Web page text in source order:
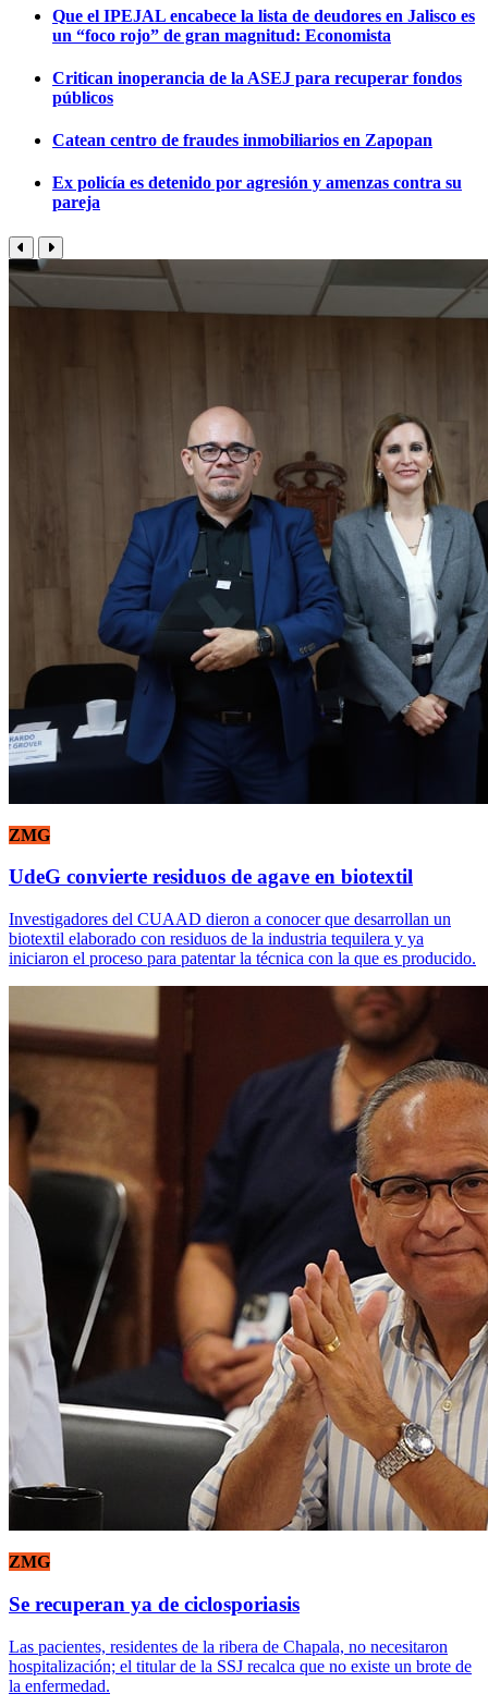
Que el IPEJAL encabece la lista de deudores en Jalisco es
un “foco rojo” de gran magnitud: Economista
Critican inoperancia de la ASEJ para recuperar fondos
públicos
Catean centro de fraudes inmobiliarios en Zapopan
Ex policía es detenido por agresión y amenzas contra su
pareja
ZMG
UdeG convierte residuos de agave en biotextil
Investigadores del CUAAD dieron a conocer que desarrollan un
biotextil elaborado con residuos de la industria tequilera y ya
iniciaron el proceso para patentar la técnica con la que es producido.
ZMG
Se recuperan ya de ciclosporiasis
Las pacientes, residentes de la ribera de Chapala, no necesitaron
hospitalización; el titular de la SSJ recalca que no existe un brote de
la enfermedad.